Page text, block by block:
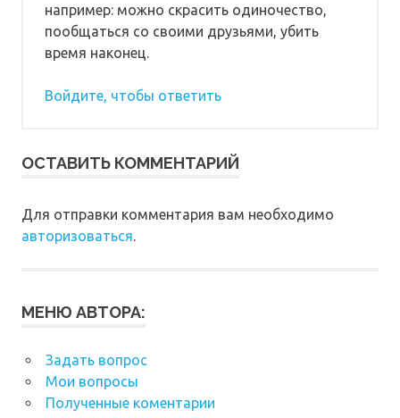
например: можно скрасить одиночество,
пообщаться со своими друзьями, убить
время наконец.
Войдите, чтобы ответить
ОСТАВИТЬ КОММЕНТАРИЙ
Для отправки комментария вам необходимо
авторизоваться.
МЕНЮ АВТОРА:
Задать вопрос
Мои вопросы
Полученные коментарии